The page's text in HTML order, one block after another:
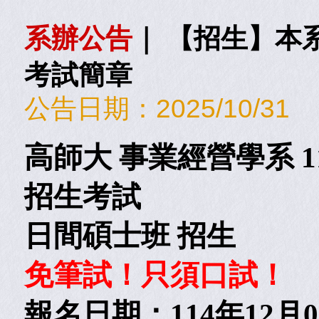
系辦公告｜
【招生】
考試簡章
公告日期： 2025/10/31
高師大 事業經營學系
招生考試
日間碩士班 招生
免筆試！只須口試！